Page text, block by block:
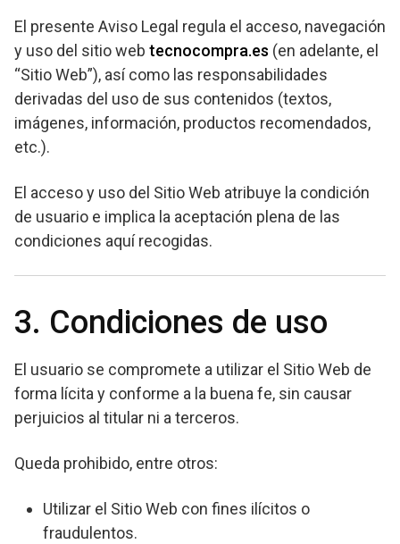
El presente Aviso Legal regula el acceso, navegación
y uso del sitio web tecnocompra.es (en adelante, el
“Sitio Web”), así como las responsabilidades
derivadas del uso de sus contenidos (textos,
imágenes, información, productos recomendados,
etc.).
El acceso y uso del Sitio Web atribuye la condición
de usuario e implica la aceptación plena de las
condiciones aquí recogidas.
3. Condiciones de uso
El usuario se compromete a utilizar el Sitio Web de
forma lícita y conforme a la buena fe, sin causar
perjuicios al titular ni a terceros.
Queda prohibido, entre otros:
Utilizar el Sitio Web con fines ilícitos o
fraudulentos.